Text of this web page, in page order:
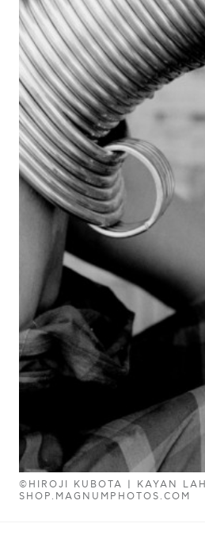
©HIROJI KUBOTA | KAYAN
SHOP.MAGNUMPHOTOS.COM